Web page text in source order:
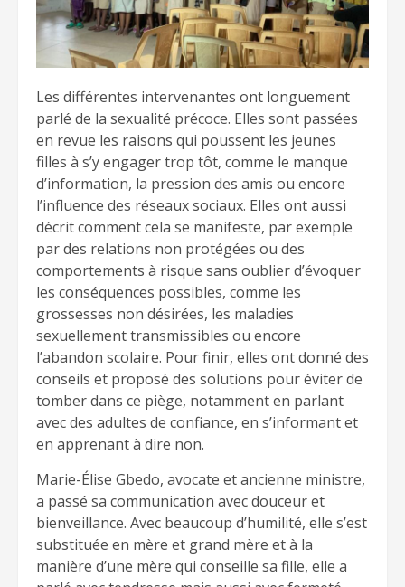
Les différentes intervenantes ont longuement
parlé de la sexualité précoce. Elles sont passées
en revue les raisons qui poussent les jeunes
filles à s’y engager trop tôt, comme le manque
d’information, la pression des amis ou encore
l’influence des réseaux sociaux. Elles ont aussi
décrit comment cela se manifeste, par exemple
par des relations non protégées ou des
comportements à risque sans oublier d’évoquer
les conséquences possibles, comme les
grossesses non désirées, les maladies
sexuellement transmissibles ou encore
l’abandon scolaire. Pour finir, elles ont donné des
conseils et proposé des solutions pour éviter de
tomber dans ce piège, notamment en parlant
avec des adultes de confiance, en s’informant et
en apprenant à dire non.
Marie-Élise Gbedo, avocate et ancienne ministre,
a passé sa communication avec douceur et
bienveillance. Avec beaucoup d’humilité, elle s’est
substituée en mère et grand mère et à la
manière d’une mère qui conseille sa fille, elle a